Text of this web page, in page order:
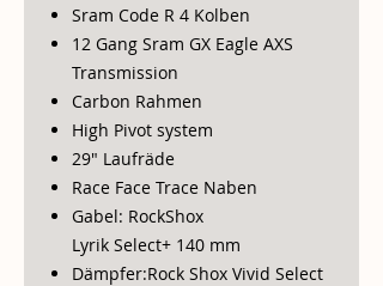
Sram Code R 4 Kolben
12 Gang Sram GX Eagle AXS
Transmission
Carbon Rahmen
High Pivot system
29" Laufräde
Race Face Trace Naben
Gabel: RockShox
Lyrik Select+ 140 mm
Dämpfer:Rock Shox Vivid Select